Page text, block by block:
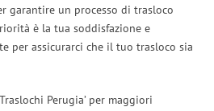
garantire un processo di trasloco
è la tua soddisfazione e
per assicurarci che il tuo trasloco sia
Perugia’ per maggiori